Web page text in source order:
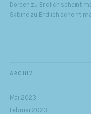
Doreen zu Endlich scheint
Sabine zu Endlich scheint
ARCHIV
Mai 2023
Februar 2023